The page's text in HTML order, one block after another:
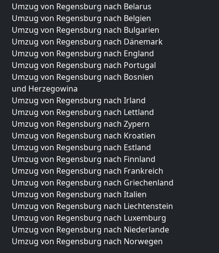
Umzug von Regensburg nach Belarus
Umzug von Regensburg nach Belgien
Umzug von Regensburg nach Bulgarien
Umzug von Regensburg nach Dänemark
Umzug von Regensburg nach England
Umzug von Regensburg nach Portugal
Umzug von Regensburg nach Bosnien
und Herzegowina
Umzug von Regensburg nach Irland
Umzug von Regensburg nach Lettland
Umzug von Regensburg nach Zypern
Umzug von Regensburg nach Kroatien
Umzug von Regensburg nach Estland
Umzug von Regensburg nach Finnland
Umzug von Regensburg nach Frankreich
Umzug von Regensburg nach Griechenland
Umzug von Regensburg nach Italien
Umzug von Regensburg nach Liechtenstein
Umzug von Regensburg nach Luxemburg
Umzug von Regensburg nach Niederlande
Umzug von Regensburg nach Norwegen